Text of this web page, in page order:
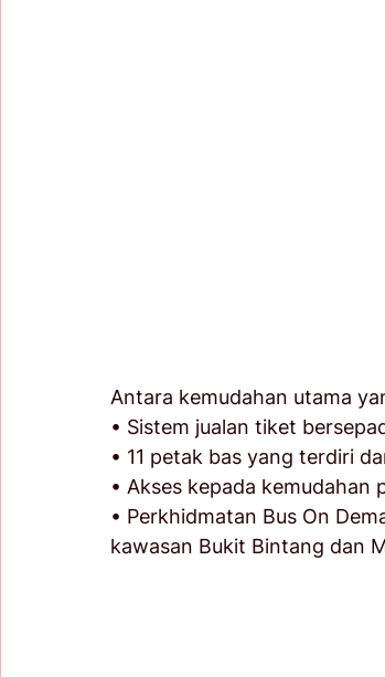
Antara kemudahan utama
• Sistem jualan tiket
• 11 petak bas yang terdiri
• Akses kepada
• Perkhidmatan Bus On
kawasan Bukit Bintang dan